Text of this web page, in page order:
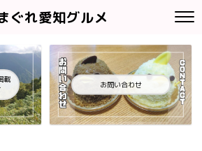
ぐれ愛知グルメ
載
お問い合わせ